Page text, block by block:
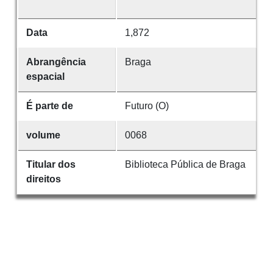
Data 1,872
Abrangência
espacial
Braga
É parte de Futuro (O)
volume 0068
Titular dos
direitos
Biblioteca Pública de Braga